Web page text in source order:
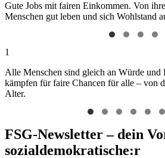
Gute Jobs mit fairen Einkommen. Von
Menschen gut leben und sich Wohlstand
1
Alle Menschen sind gleich an Würde und
kämpfen für faire Chancen für alle – von
Alter.
FSG-Newsletter – dein
sozialdemokratische:r